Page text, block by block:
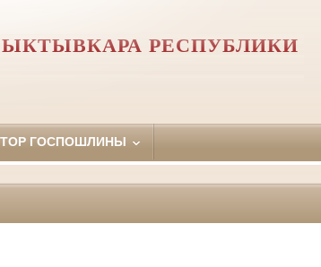
РЕСПУБЛИКИ
ГОСПОШЛИНЫ